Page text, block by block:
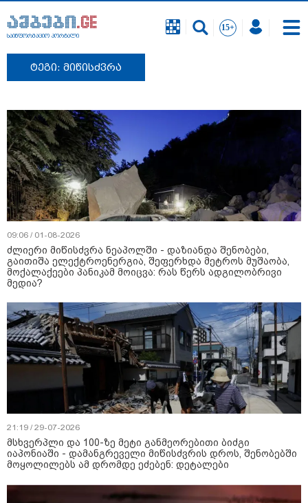
საინფორმაციო პორტალი
ტეგი: მიწისძვრა
09:06 / 01-08-2026
ძლიერი მიწისძვრა ნეაპოლში - დაზიანდა შენობები,
გაითიშა ელექტროენერგია, შეფერხდა მეტროს მუშაობა,
მოქალაქეები პანიკამ მოიცვა: რას წერს ადგილობრივი
მედია?
21:19 / 29-07-2026
მსხვერპლი და 100-ზე მეტი განმეორებითი ბიძგი
იაპონიაში - დამანგრეველი მიწისძვრის დროს, შენობებში
მოყოლილებს ამ დრომდე ეძებენ: დეტალები